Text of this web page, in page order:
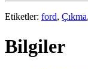
Etiketler: ford, Çıkma,
Bilgiler